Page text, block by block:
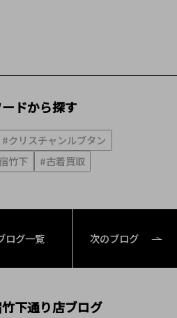
ドから探す
#クリスチャンルブタン
竹下 #古着買取
ログ一覧 次のブログ
下通り店ブログ